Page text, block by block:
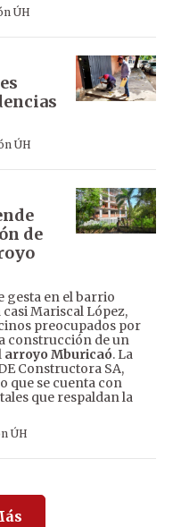
ÚH
ÚH
de
gesta en el barrio
casi Mariscal López,
preocupados por
construcción de un
arroyo Mburicaó. La
Constructora SA,
que se cuenta con
que respaldan la
ÚH